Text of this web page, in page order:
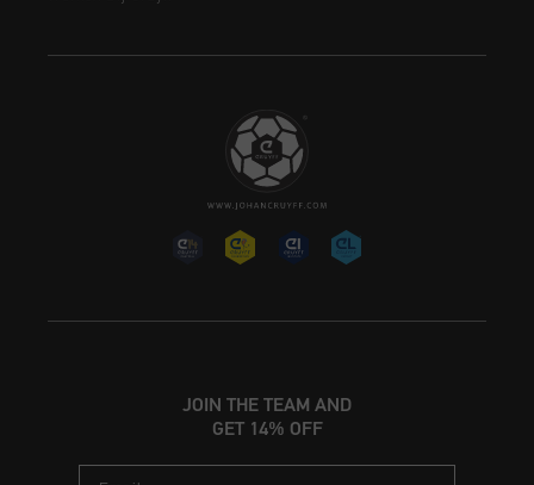
JOIN THE TEAM AND
GET 14% OFF
Email